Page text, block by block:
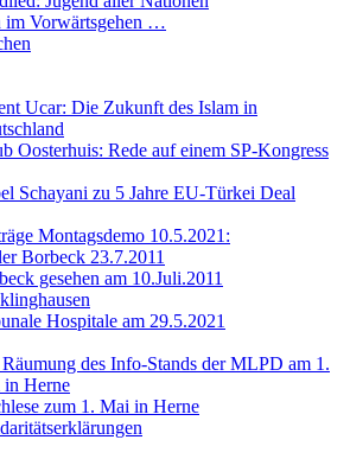
im Vorwärtsgehen …
Ucar: Die Zukunft des Islam in
Oosterhuis: Rede auf einem SP-Kongress
Schayani zu 5 Jahre EU-Türkei Deal
Montagsdemo 10.5.2021:
Borbeck 23.7.2011
gesehen am 10.Juli.2011
Hospitale am 29.5.2021
des Info-Stands der MLPD am 1.
Herne
zum 1. Mai in Herne